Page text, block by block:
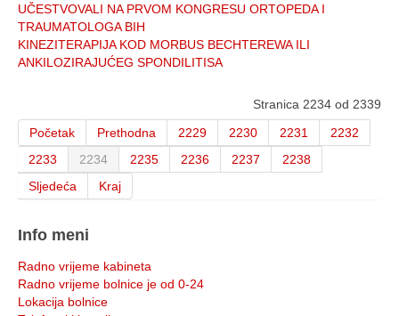
UČESTVOVALI NA PRVOM KONGRESU ORTOPEDA I
TRAUMATOLOGA BIH
KINEZITERAPIJA KOD MORBUS BECHTEREWA ILI
ANKILOZIRAJUĆEG SPONDILITISA
Stranica 2234 od 2339
Početak
Prethodna 2229 2230 2231
2232
2233
2234 2235 2236 2237
2238
Sljedeća
Kraj
Info meni
Radno vrijeme kabineta
Radno vrijeme bolnice je od 0-24
Lokacija bolnice